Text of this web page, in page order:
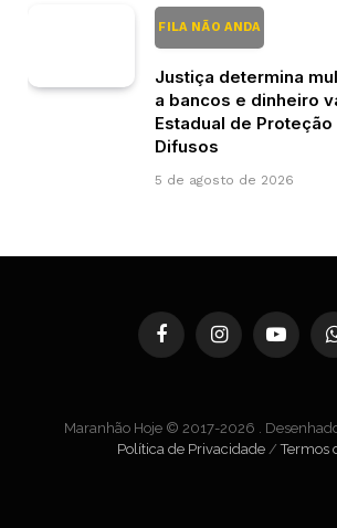
FILA NÃO ANDA
Justiça determina
a bancos e dinheiro
Estadual de
Difusos
5 de agosto de 2026
FacebookInstagramYouTube
Maranhão Hoje © 2017-2026 .
Política de Privacidade /Termos